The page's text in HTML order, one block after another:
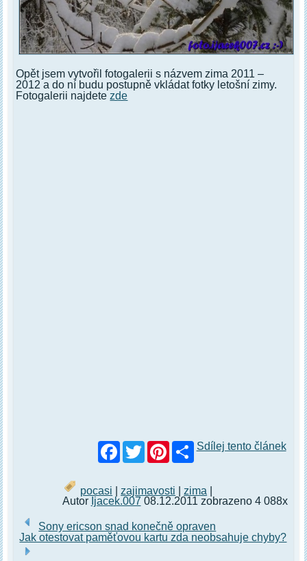
Opět jsem vytvořil fotogalerii s názvem zima 2011 –
2012 a do ní budu postupně vkládat fotky letošní zimy.
Fotogalerii najdete zde
Facebook
TwitterPinterestSdílej tento článek
pocasi | zajimavosti | zima |
Autor Ijacek.007 08.12.2011 zobrazeno 4 088x
Sony ericson snad konečně opraven
Jak otestovat paměťovou kartu zda neobsahuje chyby?